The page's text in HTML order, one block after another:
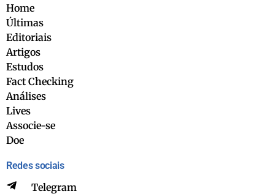
Home
Últimas
Editoriais
Artigos
Estudos
Fact Checking
Análises
Lives
Associe-se
Doe
Redes sociais
Telegram